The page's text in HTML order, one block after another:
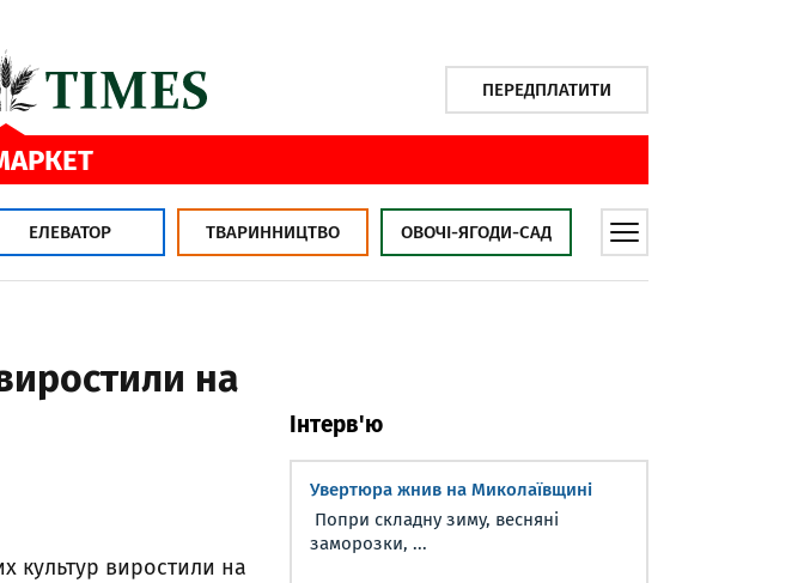
ПЕРЕДПЛАТИТИ
ЕЛЕВАТОР ТВАРИННИЦТВО ОВОЧІ-ЯГОДИ-САД
на
культур виростили на
Інтерв'ю
Увертюра жнив на Миколаївщині
Попри складну зиму, весняні
заморозки, ...